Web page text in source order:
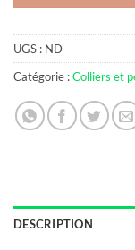
UGS : ND
Catégorie :Colliers et
DESCRIPTION